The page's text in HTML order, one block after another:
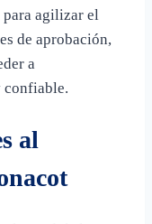
agilizar el
de aprobación,
a
confiable.
al